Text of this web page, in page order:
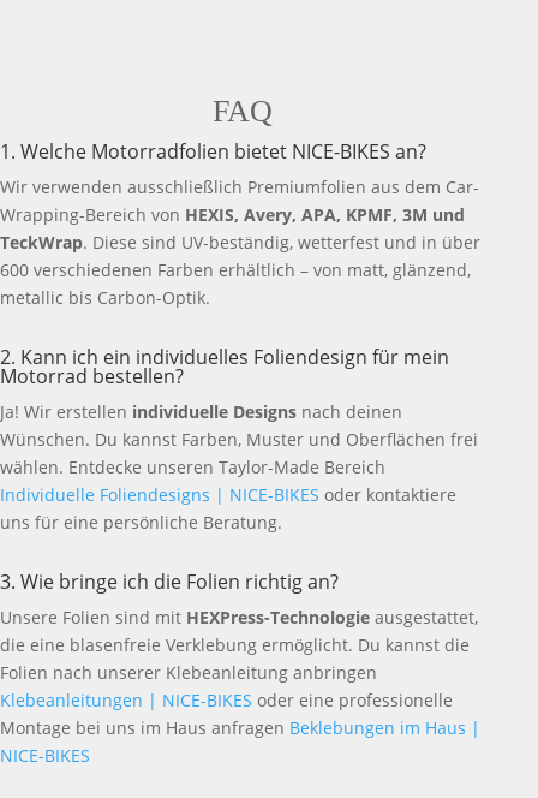
FAQ
1. Welche Motorradfolien bietet NICE-BIKES an?
Wir verwenden ausschließlich Premiumfolien aus dem Car-
Wrapping-Bereich von HEXIS, Avery, APA, KPMF, 3M und
TeckWrap. Diese sind UV-beständig, wetterfest und in über
600 verschiedenen Farben erhältlich – von matt, glänzend,
metallic bis Carbon-Optik.
2. Kann ich ein individuelles Foliendesign für mein
Motorrad bestellen?
Ja! Wir erstellen individuelle Designs nach deinen
Wünschen. Du kannst Farben, Muster und Oberflächen frei
wählen. Entdecke unseren Taylor-Made Bereich
Individuelle Foliendesigns | NICE-BIKES oder kontaktiere
uns für eine persönliche Beratung.
3. Wie bringe ich die Folien richtig an?
Unsere Folien sind mit HEXPress-Technologie ausgestattet,
die eine blasenfreie Verklebung ermöglicht. Du kannst die
Folien nach unserer Klebeanleitung anbringen
Klebeanleitungen | NICE-BIKES oder eine professionelle
Montage bei uns im Haus anfragen Beklebungen im Haus |
NICE-BIKES